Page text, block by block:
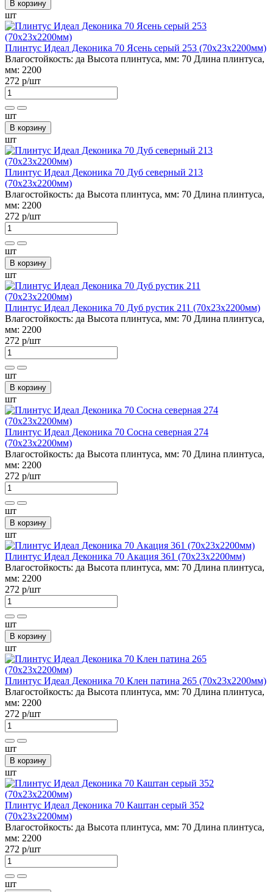
В корзину
шт
Плинтус Идеал Деконика 70 Ясень серый 253 (70х23х2200мм)
Влагостойкость: да Высота плинтуса, мм: 70 Длина плинтуса,
мм: 2200
272 р/шт
шт
В корзину
шт
Плинтус Идеал Деконика 70 Дуб северный 213
(70х23х2200мм)
Влагостойкость: да Высота плинтуса, мм: 70 Длина плинтуса,
мм: 2200
272 р/шт
шт
В корзину
шт
Плинтус Идеал Деконика 70 Дуб рустик 211 (70х23х2200мм)
Влагостойкость: да Высота плинтуса, мм: 70 Длина плинтуса,
мм: 2200
272 р/шт
шт
В корзину
шт
Плинтус Идеал Деконика 70 Сосна северная 274
(70х23х2200мм)
Влагостойкость: да Высота плинтуса, мм: 70 Длина плинтуса,
мм: 2200
272 р/шт
шт
В корзину
шт
Плинтус Идеал Деконика 70 Акация 361 (70х23х2200мм)
Влагостойкость: да Высота плинтуса, мм: 70 Длина плинтуса,
мм: 2200
272 р/шт
шт
В корзину
шт
Плинтус Идеал Деконика 70 Клен патина 265 (70х23х2200мм)
Влагостойкость: да Высота плинтуса, мм: 70 Длина плинтуса,
мм: 2200
272 р/шт
шт
В корзину
шт
Плинтус Идеал Деконика 70 Каштан серый 352
(70х23х2200мм)
Влагостойкость: да Высота плинтуса, мм: 70 Длина плинтуса,
мм: 2200
272 р/шт
шт